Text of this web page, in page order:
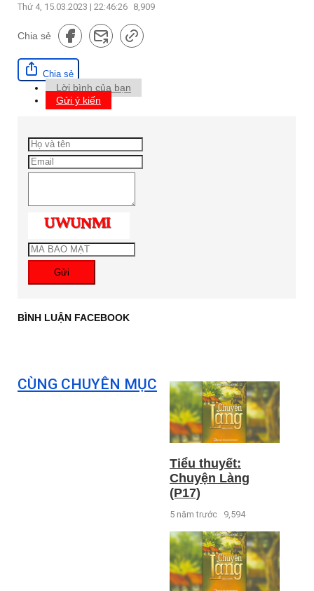
Thứ 4, 15.03.2023 | 22:46:26 8,909
Chia sẻ
Chia sẻ
Lời bình của bạn
Gửi ý kiến
Gửi
BÌNH LUẬN FACEBOOK
CÙNG CHUYÊN MỤC
Tiểu thuyết:
Chuyện Làng
(P17)
5 năm trước 9,594